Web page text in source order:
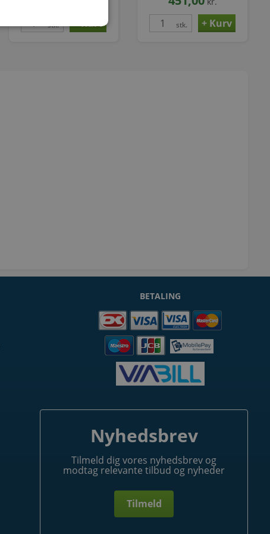
stk. stk.
BETALING
Nyhedsbrev
Tilmeld dig vores nyhedsbrev og
modtag relevante tilbud og nyheder
Tilmeld